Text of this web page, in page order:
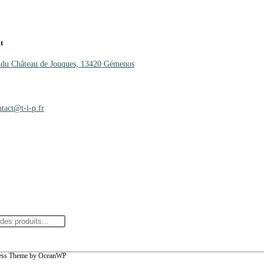
Château de Jouques, 13420 Gémenos
i-p.fr
Theme by OceanWP